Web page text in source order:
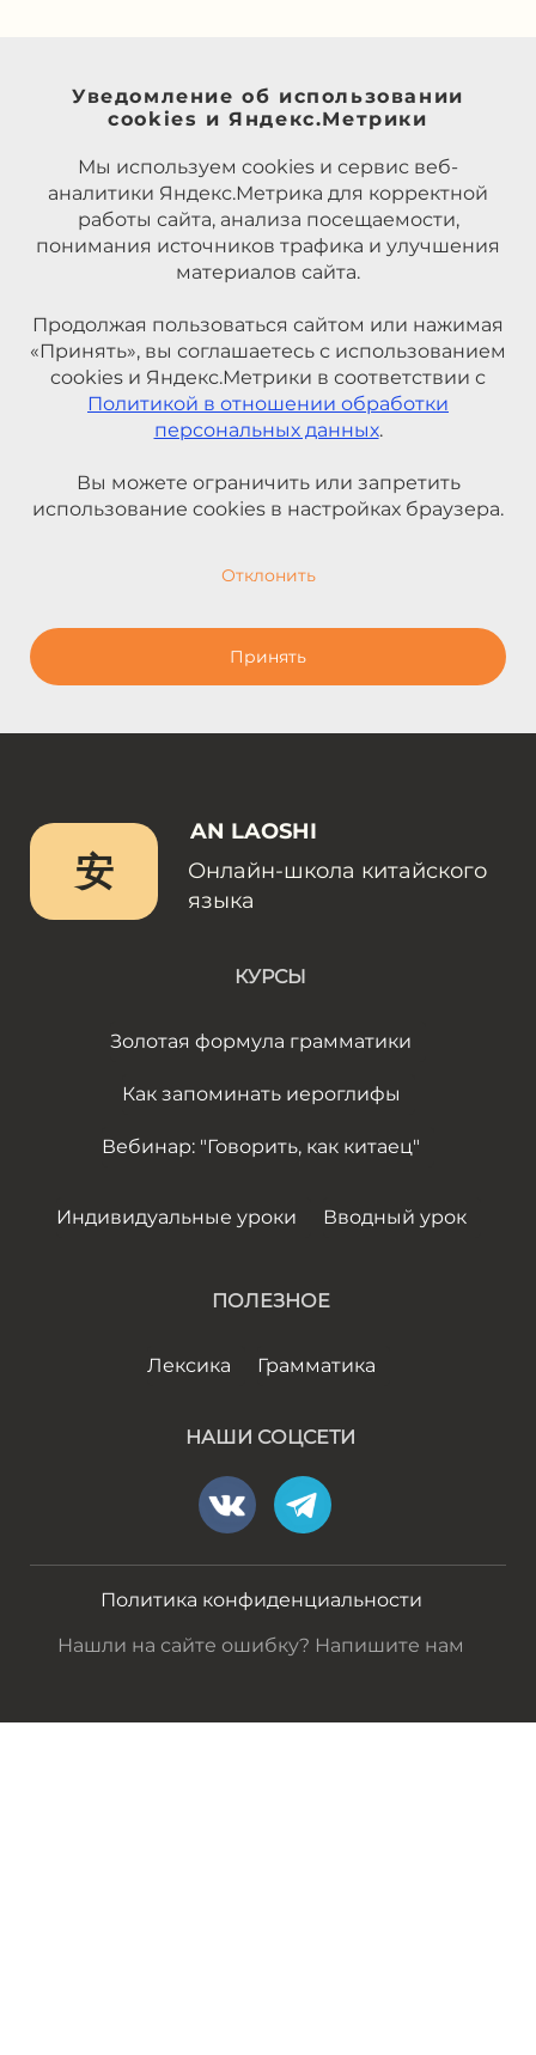
Уведомление об использовании
cookies и Яндекс.Метрики
Мы используем cookies и сервис веб-
аналитики Яндекс.Метрика для корректной
работы сайта, анализа посещаемости,
понимания источников трафика и улучшения
материалов сайта.
Продолжая пользоваться сайтом или нажимая
«Принять», вы соглашаетесь с использованием
cookies и Яндекс.Метрики в соответствии с
Политикой в отношении обработки
персональных данных.
Вы можете ограничить или запретить
использование cookies в настройках браузера.
Отклонить
Принять
安
AN LAOSHI
Онлайн-школа китайского
языка
КУРСЫ
Золотая формула грамматики
Как запоминать иероглифы
Вебинар: "Говорить, как китаец"
Индивидуальные уроки Вводный урок
ПОЛЕЗНОЕ
Лексика Грамматика
НАШИ СОЦСЕТИ
Политика конфиденциальности
Нашли на сайте ошибку? Напишите нам